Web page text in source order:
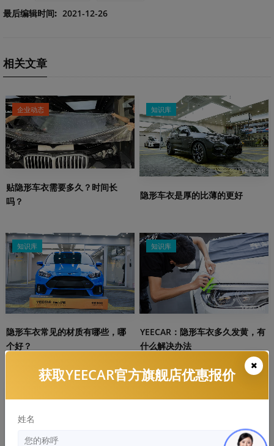
最后编辑时间: 2021-12-26
相关文章
企业动态
贴隐形车衣需要多久？时间长
吗？
知识库
隐形车衣是厚的比薄的更好
知识库
隐形车衣常见的材质有哪些，哪
个好？
知识库
YEECAR：隐形车衣多久发黄，有
什么解决办法
获取YEECAR官方旗舰店优惠报价
姓名